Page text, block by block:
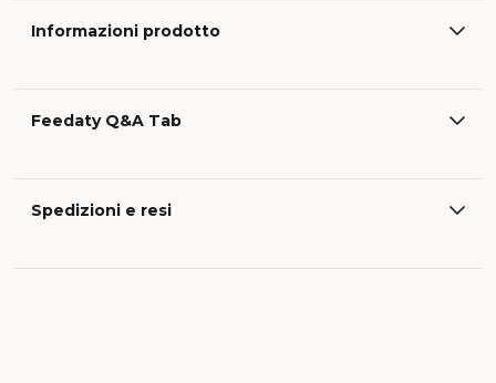
Informazioni prodotto
Feedaty Q&A Tab
Spedizioni e resi